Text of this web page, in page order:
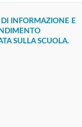
DI INFORMAZIONE E
SULLA SCUOLA.